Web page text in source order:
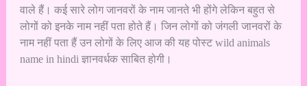
वाले हैं। कई सारे लोग जानवरों के नाम जानते भी होंगे लेकिन बहुत से
लोगों को इनके नाम नहीं पता होते हैं। जिन लोगों को जंगली जानवरों के
नाम नहीं पता हैं उन लोगों के लिए आज की यह पोस्ट wild animals
name in hindi ज्ञानवर्धक साबित होगी।